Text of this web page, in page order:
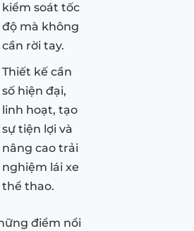
kiểm soát tốc
độ mà không
cần rời tay.
Thiết kế cần
số hiện đại,
linh hoạt, tạo
sự tiện lợi và
nâng cao trải
nghiệm lái xe
thể thao.
điểm nổi